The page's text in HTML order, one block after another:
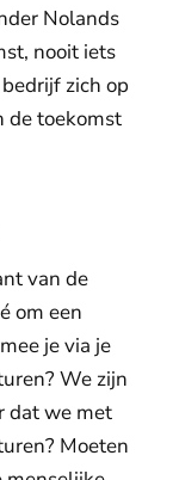
Nolands
nooit iets
zich op
de toekomst
van de
om een
je via je
We zijn
dat we met
Moeten